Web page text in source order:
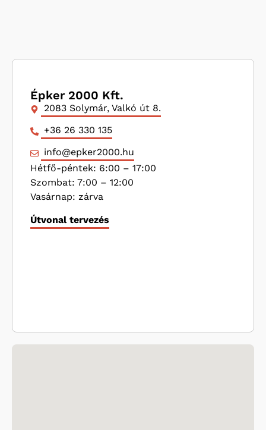
Épker 2000 Kft.
2083 Solymár, Valkó út 8.
+36 26 330 135
info@epker2000.hu
Hétfő-péntek: 6:00 – 17:00
Szombat: 7:00 – 12:00
Vasárnap: zárva
Útvonal tervezés